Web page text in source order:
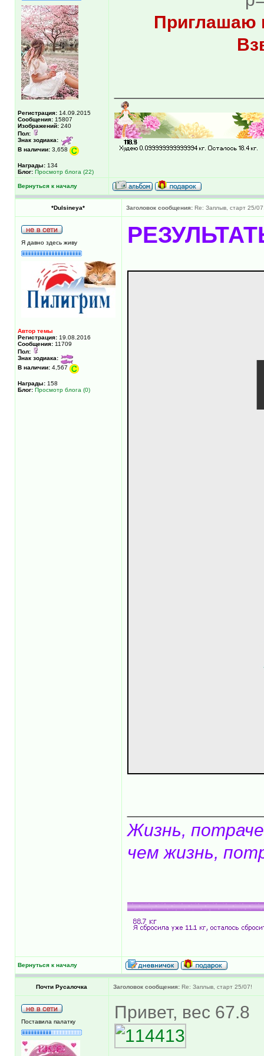
Регистрация: 14.09.2015
Сообщения: 15807
Изображений: 240
Пол:
Знак зодиака:
В наличии: 3,658
Награды: 134
Блог: Просмотр блога (22)
Приглашаю
Вернуться к началу
*Dulsineya* Заголовок сообщения: Re: Заплыв, старт 25/
Я давно здесь живу
Автор темы
Регистрация: 19.08.2016
Сообщения: 11709
Пол:
Знак зодиака:
В наличии: 4,567
Награды: 158
Блог: Просмотр блога (0)
Жизнь,
чем жизнь,
Вернуться к началу
Почти Русалочка Заголовок сообщения: Re: Заплыв, старт 25/07!
Поставила палатку Привет, вес 67.8